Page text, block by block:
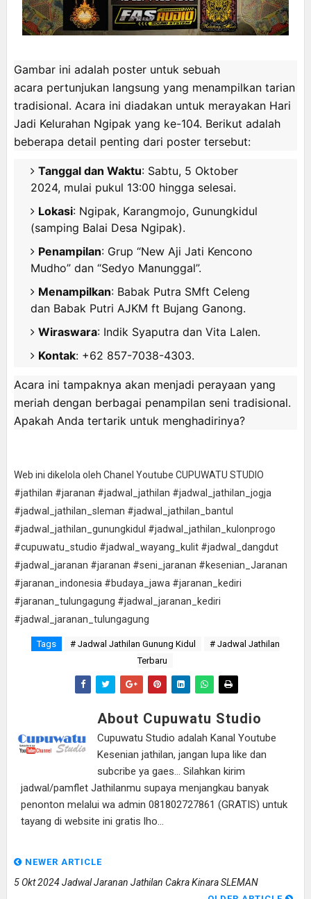
Gambar ini adalah poster untuk sebuah
acara pertunjukan langsung yang menampilkan tarian
tradisional. Acara ini diadakan untuk merayakan Hari
Jadi Kelurahan Ngipak yang ke-104. Berikut adalah
beberapa detail penting dari poster tersebut:
Tanggal dan Waktu: Sabtu, 5 Oktober
2024, mulai pukul 13:00 hingga selesai.
Lokasi: Ngipak, Karangmojo, Gunungkidul
(samping Balai Desa Ngipak).
Penampilan: Grup “New Aji Jati Kencono
Mudho” dan “Sedyo Manunggal”.
Menampilkan: Babak Putra SMft Celeng
dan Babak Putri AJKM ft Bujang Ganong.
Wiraswara: Indik Syaputra dan Vita Lalen.
Kontak: +62 857-7038-4303.
Acara ini tampaknya akan menjadi perayaan yang
meriah dengan berbagai penampilan seni tradisional.
Apakah Anda tertarik untuk menghadirinya?
Web ini dikelola oleh Chanel Youtube CUPUWATU STUDIO
#jathilan #jaranan #jadwal_jathilan #jadwal_jathilan_jogja
#jadwal_jathilan_sleman #jadwal_jathilan_bantul
#jadwal_jathilan_gunungkidul #jadwal_jathilan_kulonprogo
#cupuwatu_studio #jadwal_wayang_kulit #jadwal_dangdut
#jadwal_jaranan #jaranan #seni_jaranan #kesenian_Jaranan
#jaranan_indonesia #budaya_jawa #jaranan_kediri
#jaranan_tulungagung #jadwal_jaranan_kediri
#jadwal_jaranan_tulungagung
Tags # Jadwal Jathilan Gunung Kidul
# Jadwal Jathilan
Terbaru
About Cupuwatu Studio
Cupuwatu Studio adalah Kanal Youtube
Kesenian jathilan, jangan lupa like dan
subcribe ya gaes... Silahkan kirim
jadwal/pamflet Jathilanmu supaya menjangkau banyak
penonton melalui wa admin 081802727861 (GRATIS) untuk
tayang di website ini gratis lho...
NEWER ARTICLE
5 Okt 2024 Jadwal Jaranan Jathilan Cakra Kinara SLEMAN